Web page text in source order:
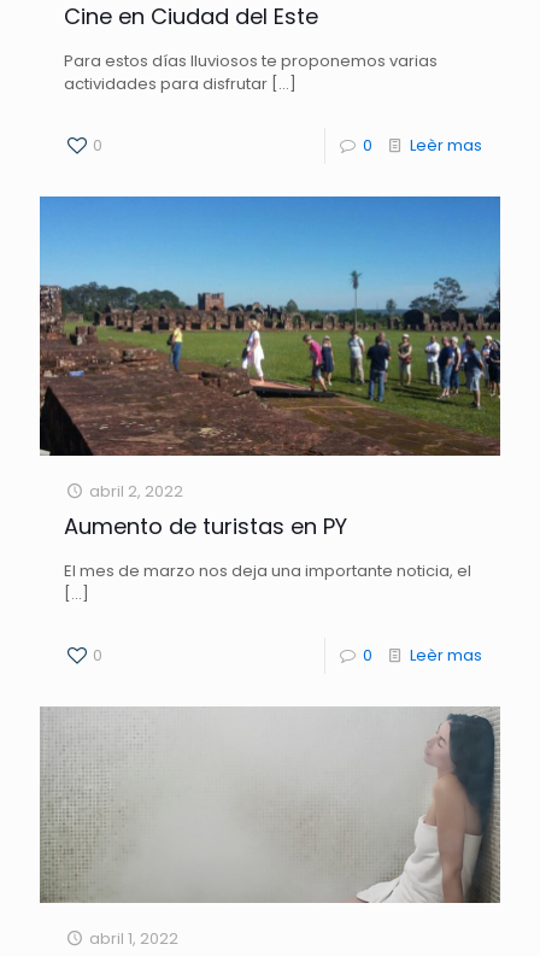
Cine en Ciudad del Este
Para estos días lluviosos te proponemos varias
actividades para disfrutar […]
0 0 Leèr mas
abril 2, 2022
Aumento de turistas en PY
El mes de marzo nos deja una importante noticia, el
[…]
0 0 Leèr mas
abril 1, 2022